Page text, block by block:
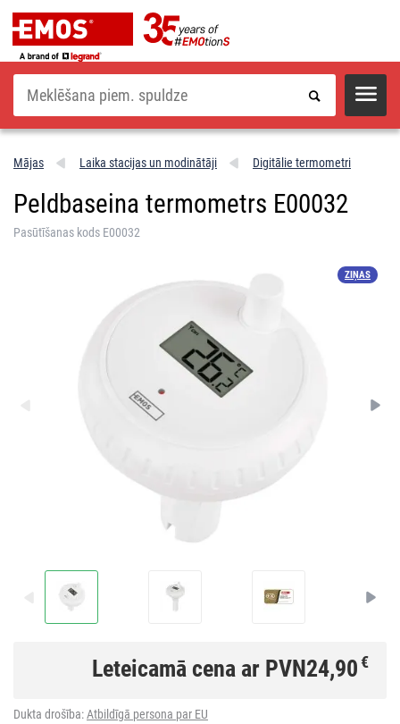
Meklēšana
Mājas Laika stacijas un modinātāji Digitālie termometri
Peldbaseina termometrs E00032
Pasūtīšanas kods E00032
ZIŅAS
Leteicamā cena ar PVN24,90€
Dukta drošība:Atbildīgā persona par EU